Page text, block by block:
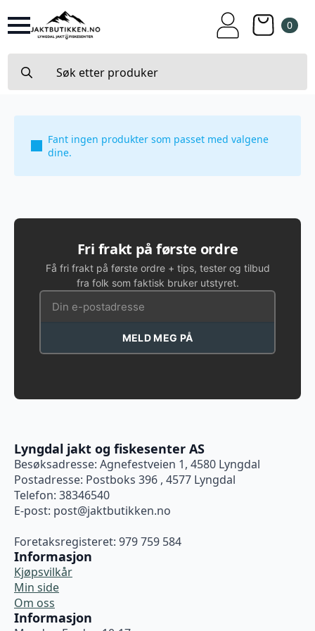
0
for:
Fant ingen produkter som passet med valgene
dine.
Fri frakt på første ordre
Få fri frakt på første ordre + tips, tester og tilbud
fra folk som faktisk bruker utstyret.
MELD MEG PÅ
Lyngdal jakt og fiskesenter AS
Besøksadresse: Agnefestveien 1, 4580 Lyngdal
Postadresse: Postboks 396 , 4577 Lyngdal
Telefon: 38346540
E-post: post@jaktbutikken.no
Foretaksregisteret: 979 759 584
Informasjon
Kjøpsvilkår
Min side
Om oss
Informasjon